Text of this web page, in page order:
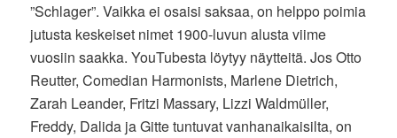
”Schlager”. Vaikka ei osaisi saksaa, on helppo poimia
jutusta keskeiset nimet 1900-luvun alusta viime
vuosiin saakka. YouTubesta löytyy näytteitä. Jos Otto
Reutter, Comedian Harmonists, Marlene Dietrich,
Zarah Leander, Fritzi Massary, Lizzi Waldmüller,
Freddy, Dalida ja Gitte tuntuvat vanhanaikaisilta, on